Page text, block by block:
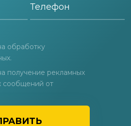
обработку
.
получение рекламных
сообщений от